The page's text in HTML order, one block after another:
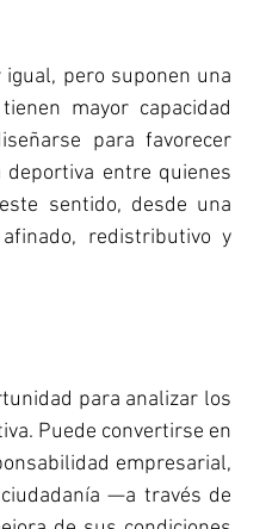
pero suponen una
mayor capacidad
para favorecer
entre quienes
sentido, desde una
redistributivo y
para analizar los
Puede convertirse en
empresarial,
—a través de